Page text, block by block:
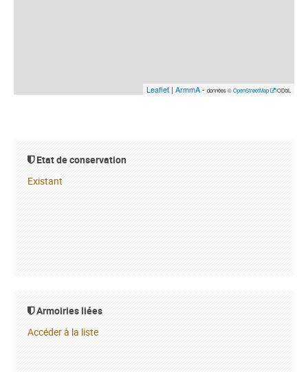
Leaflet | ArmmA- données ©OpenStreetMap /ODbL
Etat de conservation
Existant
Armoiries liées
Accéder à la liste